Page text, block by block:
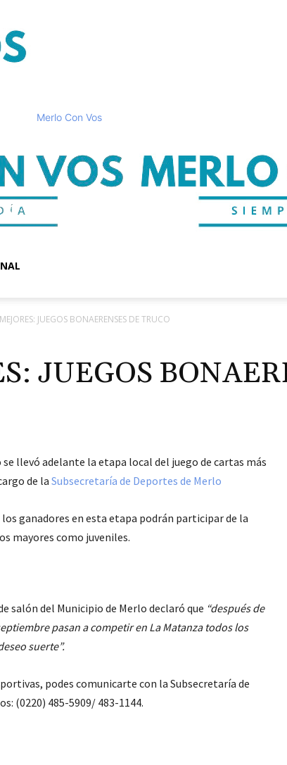
Merlo Con Vos
JUEGOS BONAERENSES DE TRUCO
JUEGOS
llevó adelante la etapa local del juego de cartas más
de la Subsecretaría de Deportes de Merlo
ganadores en esta etapa podrán participar de la
mayores como juveniles.
salón del Municipio de Merlo declaró que “después de
pasan a competir en La Matanza todos los
suerte”.
podes comunicarte con la Subsecretaría de
(0220) 485-5909/ 483-1144.